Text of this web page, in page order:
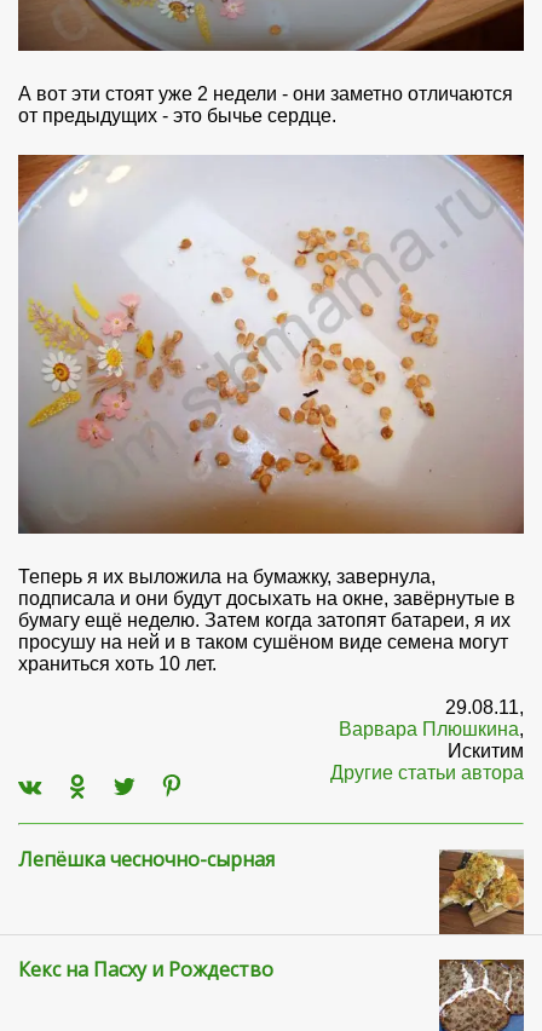
А вот эти стоят уже 2 недели - они заметно отличаются
от предыдущих - это бычье сердце.
Теперь я их выложила на бумажку, завернула,
подписала и они будут досыхать на окне, завёрнутые в
бумагу ещё неделю. Затем когда затопят батареи, я их
просушу на ней и в таком сушёном виде семена могут
храниться хоть 10 лет.
29.08.11,
Варвара Плюшкина,
Искитим
Другие статьи автора
Лепёшка чесночно-сырная
Кекс на Пасху и Рождество